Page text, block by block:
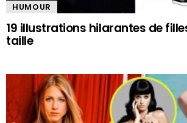
HUMOUR
19 illustrations hilarantes de
taille